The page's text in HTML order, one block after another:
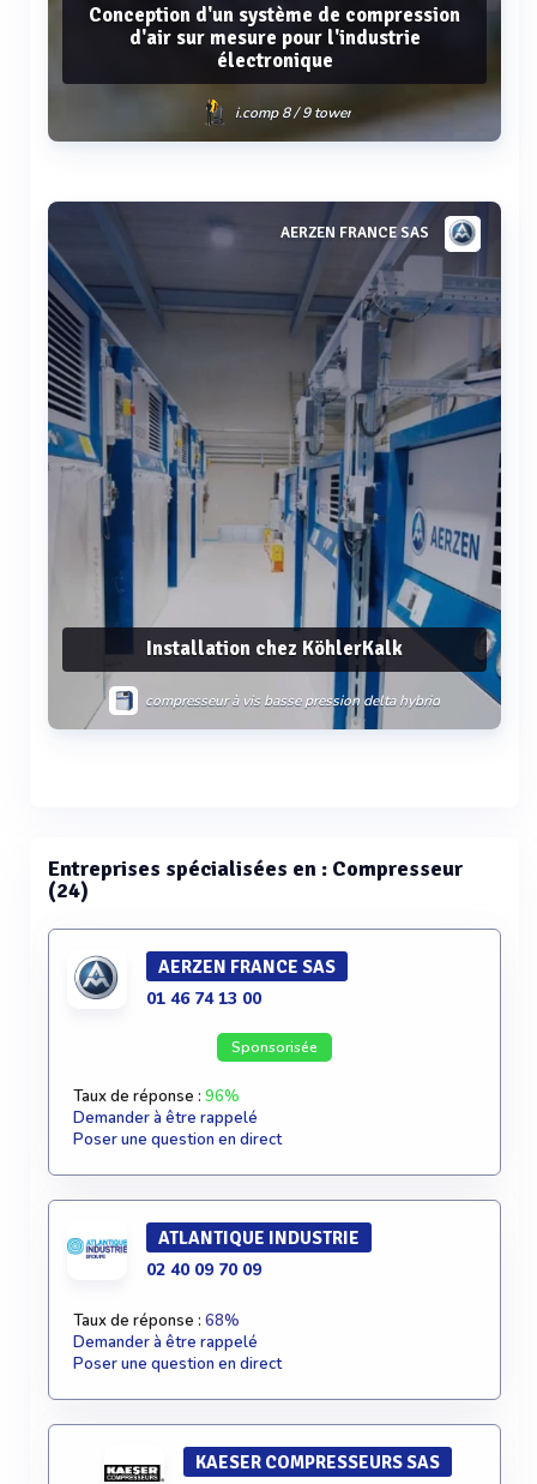
Conception d'un système de compression
d'air sur mesure pour l'industrie
électronique
i.comp 8 / 9 tower
Voir plusAERZEN FRANCE SAS
Installation chez KöhlerKalk
compresseur à vis basse pression delta hybrid
Entreprises spécialisées en : Compresseur
(24)
AERZEN FRANCE SAS
01 46 74 13 00
Sponsorisée
Taux de réponse : 96%
Demander à être rappelé
Poser une question en direct
ATLANTIQUE INDUSTRIE
02 40 09 70 09
Taux de réponse : 68%
Demander à être rappelé
Poser une question en direct
KAESER COMPRESSEURS SAS